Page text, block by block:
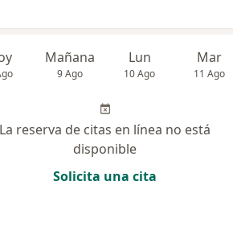
Mañana
9 Ago
Lun
10 Ago
Mar
11 Ago
La reserva de citas en línea no está
disponible
Solicita una cita